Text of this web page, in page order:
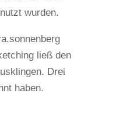
wurden.
ließ den
Drei
haben.